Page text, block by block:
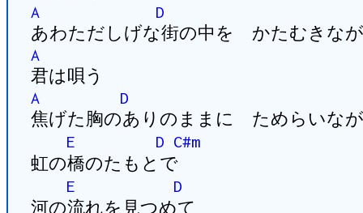
A
D
あわただしげな街の中を かたむきな
A
君は唄う
A
D
焦げた胸のありのままに ためらいな
E
D C#m
虹の橋のたもとで
E
D
河の流れを見つめて